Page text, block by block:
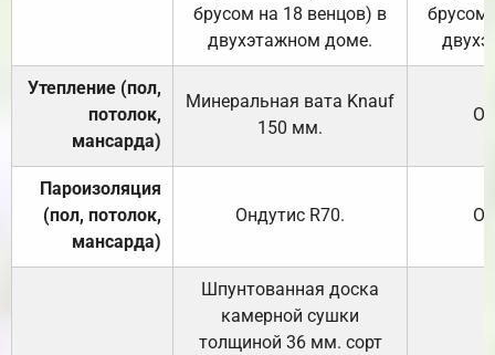
брусом на 18 венцов) в
двухэтажном доме.
брусом
Утепление (пол,
потолок,
мансарда)
Минеральная вата Knauf
150 мм.
Пароизоляция
(пол, потолок,
мансарда)
Ондутис R70.
Шпунтованная доска
камерной сушки
толщиной 36 мм. сорт